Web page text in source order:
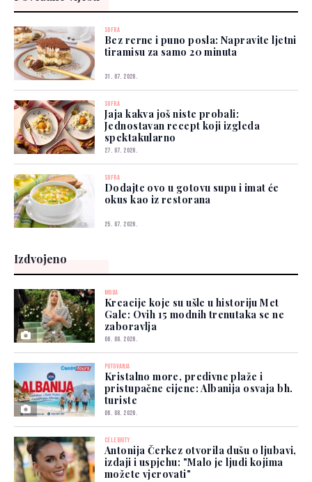
SOFRA
Bez rerne i puno posla: Napravite ljetni
tiramisu za samo 20 minuta
31. 07. 2026.
SOFRA
Jaja kakva još niste probali:
Jednostavan recept koji izgleda
spektakularno
27. 07. 2026.
SOFRA
Dodajte ovo u gotovu supu i imat će
okus kao iz restorana
25. 07. 2026.
Izdvojeno
MODA
Kreacije koje su ušle u historiju Met
Gale: Ovih 15 modnih trenutaka se ne
zaboravlja
06. 08. 2026.
PUTOVANJA
Kristalno more, predivne plaže i
pristupačne cijene: Albanija osvaja bh.
turiste
06. 08. 2026.
CELEBRITY
Antonija Čerkez otvorila dušu o ljubavi,
izdaji i uspjehu: "Malo je ljudi kojima
možete vjerovati"